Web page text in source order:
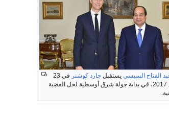
الفتاح السيسي يستقبل جارد كوشنر
في 23
أغسطس 2017، في بداية جولة شرق أوسطية لحل القضية